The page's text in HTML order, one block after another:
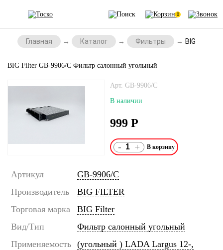
0
Главная Каталог Фильтры BIG Filter
BIG Filter GB-9906/C Фильтр салонный угольный
Арт. GB-9906/C
В наличии
999 Р
- +
Артикул
GB-9906/C
Производитель
BIG FILTER
Торговая марка
BIG Filter
Вид/Тип
Фильтр салонный угольный
Применяемость (угольный ) LADA Largus 12-,